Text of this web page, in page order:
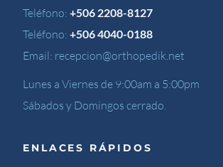
Teléfono:+506 2208-8127
Teléfono:+506 4040-0188
Email: recepcion@orthopedik.net
Lunes a Viernes de 9:00am a 5:00pm
Sábados y Domingos cerrado.
ENLACES RÁPIDOS